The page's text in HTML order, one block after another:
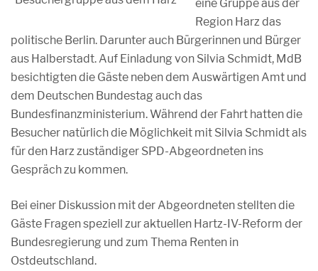
eine Gruppe aus der
Region Harz das
politische Berlin. Darunter auch Bürgerinnen und Bürger
aus Halberstadt. Auf Einladung von Silvia Schmidt, MdB
besichtigten die Gäste neben dem Auswärtigen Amt und
dem Deutschen Bundestag auch das
Bundesfinanzministerium. Während der Fahrt hatten die
Besucher natürlich die Möglichkeit mit Silvia Schmidt als
für den Harz zuständiger SPD-Abgeordneten ins
Gespräch zu kommen.
Bei einer Diskussion mit der Abgeordneten stellten die
Gäste Fragen speziell zur aktuellen Hartz-IV-Reform der
Bundesregierung und zum Thema Renten in
Ostdeutschland.